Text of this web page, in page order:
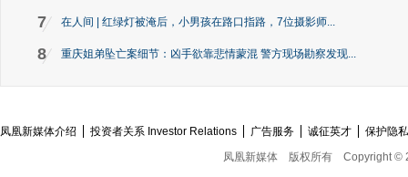
7 在人间 | 红绿灯被淹后，小男孩在路口指路，7位摄影师...
8 重庆姐弟坠亡案细节：凶手欲靠悲情蒙混 警方现场勘察发现...
凤凰新媒体介绍 投资者关系 Investor Relations 广告服务 诚征英才
保护隐
凤凰新媒体
版权所有 Copyright ©